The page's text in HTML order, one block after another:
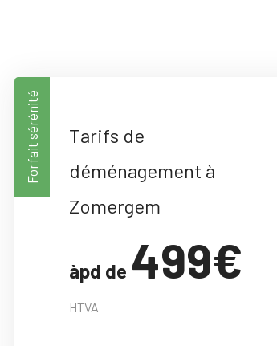
Forfait sérénité
Tarifs de
déménagement à
Zomergem
àpd de 499€
HTVA